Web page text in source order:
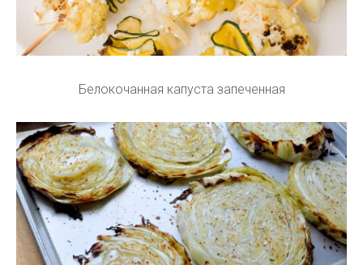
Белокочанная капуста запеченная